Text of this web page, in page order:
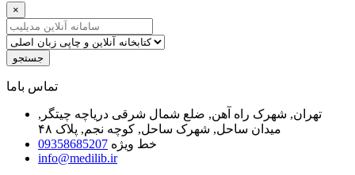
×
جستجو
ﺗﻤﺎﺱ ﺑﺎﻣﺎ
تهران, شهرک راه آهن, ضلع شمال شرقی دریاچه چیتگر,
میدان ساحل, شهرک ساحل, کوچه نجم, پلاک ۴۸
خط ویژه 09358685207
info@medilib.ir